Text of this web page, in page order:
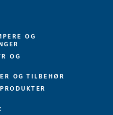
OG
OG
OG TILBEHØR